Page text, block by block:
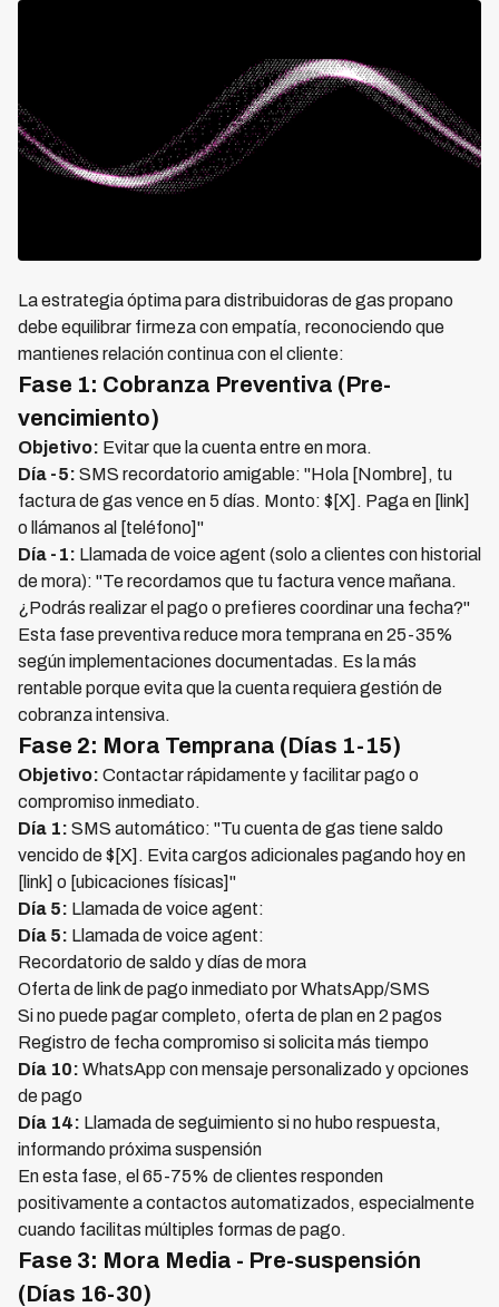
La estrategia óptima para distribuidoras de gas propano
debe equilibrar firmeza con empatía, reconociendo que
mantienes relación continua con el cliente:
Fase 1: Cobranza Preventiva (Pre-
vencimiento)
Objetivo: Evitar que la cuenta entre en mora.
Día -5: SMS recordatorio amigable: "Hola [Nombre], tu
factura de gas vence en 5 días. Monto: $[X]. Paga en [link]
o llámanos al [teléfono]"
Día -1: Llamada de voice agent (solo a clientes con historial
de mora): "Te recordamos que tu factura vence mañana.
¿Podrás realizar el pago o prefieres coordinar una fecha?"
Esta fase preventiva reduce mora temprana en 25-35%
según implementaciones documentadas. Es la más
rentable porque evita que la cuenta requiera gestión de
cobranza intensiva.
Fase 2: Mora Temprana (Días 1-15)
Objetivo: Contactar rápidamente y facilitar pago o
compromiso inmediato.
Día 1: SMS automático: "Tu cuenta de gas tiene saldo
vencido de $[X]. Evita cargos adicionales pagando hoy en
[link] o [ubicaciones físicas]"
Día 5: Llamada de voice agent:
Día 5: Llamada de voice agent:
Recordatorio de saldo y días de mora
Oferta de link de pago inmediato por WhatsApp/SMS
Si no puede pagar completo, oferta de plan en 2 pagos
Registro de fecha compromiso si solicita más tiempo
Día 10: WhatsApp con mensaje personalizado y opciones
de pago
Día 14: Llamada de seguimiento si no hubo respuesta,
informando próxima suspensión
En esta fase, el 65-75% de clientes responden
positivamente a contactos automatizados, especialmente
cuando facilitas múltiples formas de pago.
Fase 3: Mora Media - Pre-suspensión
(Días 16-30)